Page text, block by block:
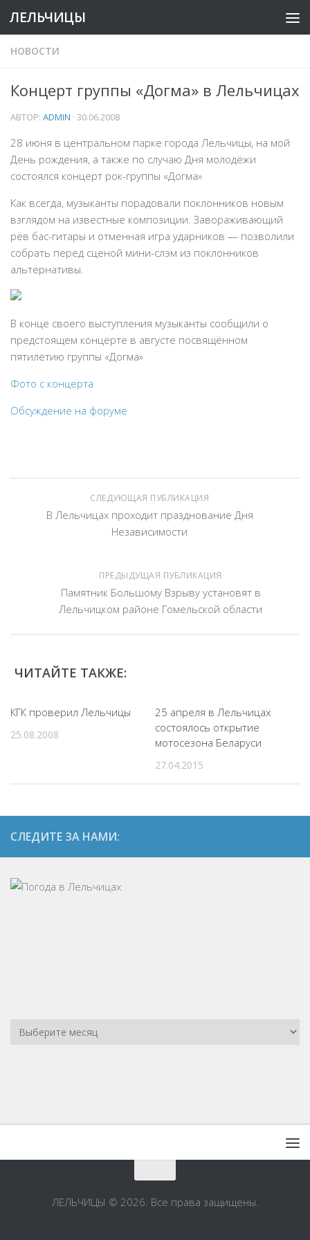
ЛЕЛЬЧИЦЫ
НОВОСТИ
Концерт группы «Догма» в Лельчицах
АВТОР: ADMIN · 30.06.2008
28 июня в центральном парке города Лельчицы, на мой
День рождения, а также по случаю Дня молодёжи
состоялся концерт рок-группы «Догма»
Как всегда, музыканты порадовали поклонников новым
взглядом на известные композиции. Завораживающий
рёв бас-гитары и отменная игра ударников — позволили
собрать перед сценой мини-слэм из поклонников
альтернативы.
В конце своего выступления музыканты сообщили о
предстоящем концерте в августе посвящённом
пятилетию группы «Догма»
Фото с концерта
Обсуждение на форуме
СЛЕДУЮЩАЯ ПУБЛИКАЦИЯ
В Лельчицах проходит празднование Дня
Независимости
ПРЕДЫДУЩАЯ ПУБЛИКАЦИЯ
Памятник Большому Взрыву установят в
Лельчицком районе Гомельской области
ЧИТАЙТЕ ТАКЖЕ:
КГК проверил Лельчицы
25.08.2008
25 апреля в Лельчицах
состоялось открытие
мотосезона Беларуси
27.04.2015
СЛЕДИТЕ ЗА НАМИ:
ЛЕЛЬЧИЦЫ © 2026. Все права защищены.